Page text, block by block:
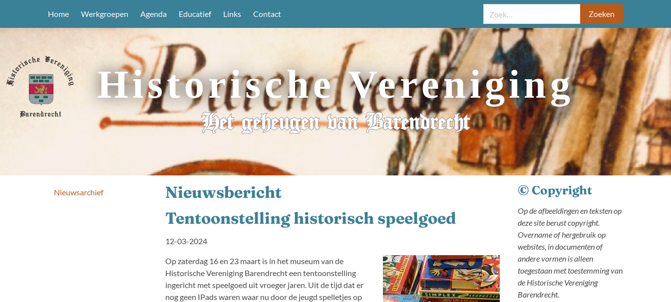
Home Werkgroepen Agenda Educatief Links Contact Zoeken
Historische Vereniging
Het geheugen van Barendrecht
Nieuwsarchief
Nieuwsbericht
Tentoonstelling historisch speelgoed
12-03-2024
Op zaterdag 16 en 23 maart is in het museum van de
Historische Vereniging Barendrecht een tentoonstelling
ingericht met speelgoed uit vroeger jaren. Uit de tijd dat er
nog geen IPads waren waar nu door de jeugd spelletjes op
© Copyright
Op de afbeeldingen en teksten op
deze site berust copyright.
Overname of hergebruik op
websites, in documenten of
andere vormen is alleen
toegestaan met toestemming van
de Historische Vereniging
Barendrecht.